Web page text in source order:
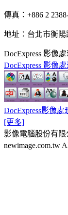
傳真：+886 2
地址：台北市衡陽
DocExpress 影像
DocExpress 影像
DocExpress影像處
[更多]
影像電腦股份有
newimage.com.tw